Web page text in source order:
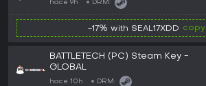
hace 9h DRM:
-17% with SEAL17XDD copy
BATTLETECH (PC) Steam Key -
GLOBAL
hace 10h DRM: